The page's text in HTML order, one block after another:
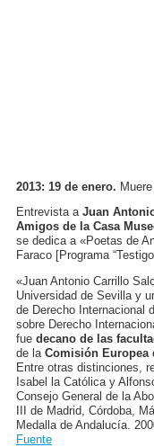
2013: 19 de enero.
Entrevista a Juan
Amigos de la Casa
se dedica a «Poetas de
Faraco [Programa
«Juan Antonio Carrillo
Universidad de Sevilla y
de Derecho Internacional
sobre Derecho
fue decano de las
de la Comisión Europea
Entre otras distinciones,
Isabel la Católica y
Consejo General de la
III de Madrid, Córdoba,
Medalla de Andalucía.
Fuente